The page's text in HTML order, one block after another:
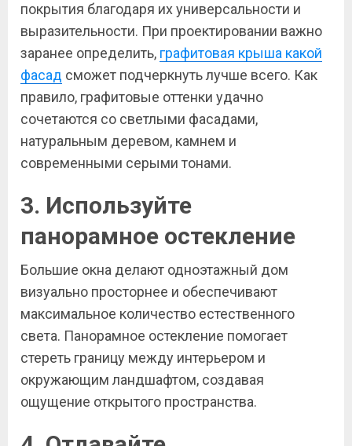
покрытия благодаря их универсальности и
выразительности. При проектировании важно
заранее определить, графитовая крыша какой
фасад сможет подчеркнуть лучше всего. Как
правило, графитовые оттенки удачно
сочетаются со светлыми фасадами,
натуральным деревом, камнем и
современными серыми тонами.
3. Используйте
панорамное остекление
Большие окна делают одноэтажный дом
визуально просторнее и обеспечивают
максимальное количество естественного
света. Панорамное остекление помогает
стереть границу между интерьером и
окружающим ландшафтом, создавая
ощущение открытого пространства.